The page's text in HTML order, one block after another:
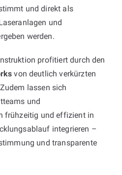
und direkt als
und
werden.
profitiert durch den
von deutlich verkürzten
lassen sich
und
frühzeitig und effizient in
integrieren –
und transparente